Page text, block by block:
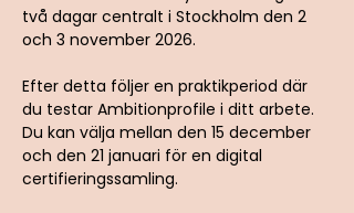
två dagar centralt i Stockholm den 2
och 3 november 2026.
Efter detta följer en praktikperiod där
du testar Ambitionprofile i ditt arbete.
Du kan välja mellan den 15 december
och den 21 januari för en digital
certifieringssamling.